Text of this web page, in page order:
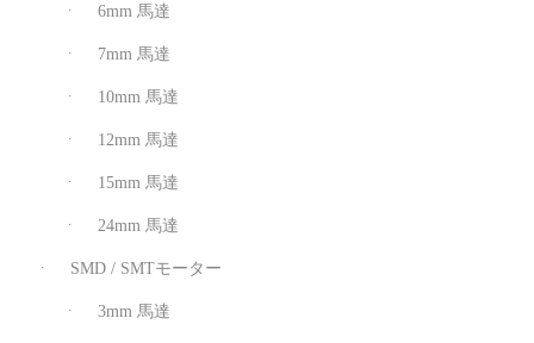
6mm 馬達
7mm 馬達
10mm 馬達
12mm 馬達
15mm 馬達
24mm 馬達
SMD / SMTモーター
3mm 馬達